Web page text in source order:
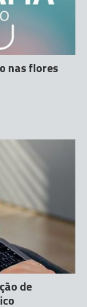
nas flores
de